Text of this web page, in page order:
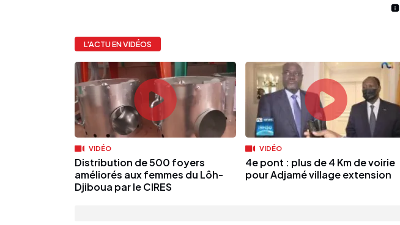
L'ACTU EN VIDÉOS
VIDÉO
Distribution de 500 foyers
améliorés aux femmes du Lôh-
Djiboua par le CIRES
VIDÉO
4e pont : plus de 4 Km de voirie
pour Adjamé village extension